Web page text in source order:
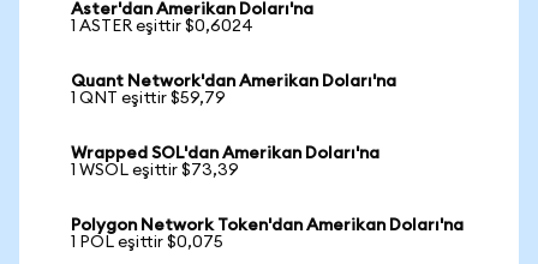
Aster'dan Amerikan Doları'na
1 ASTER eşittir $0,6024
Quant Network'dan Amerikan Doları'na
1 QNT eşittir $59,79
Wrapped SOL'dan Amerikan Doları'na
1 WSOL eşittir $73,39
Polygon Network Token'dan Amerikan Doları'na
1 POL eşittir $0,075